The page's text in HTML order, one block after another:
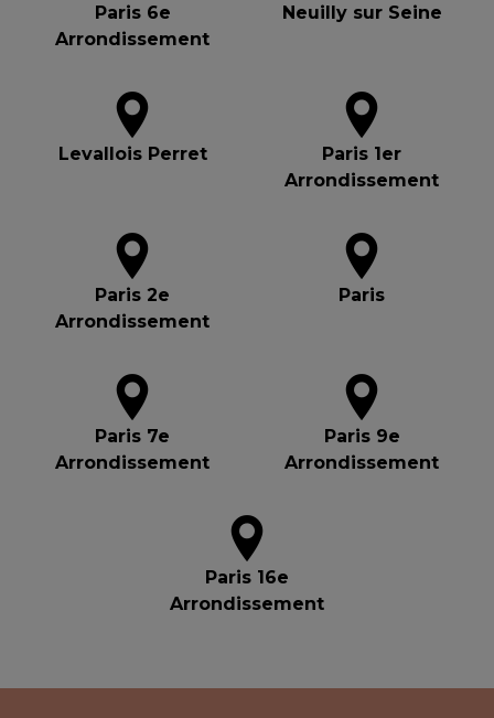
Paris 6e
Arrondissement
Neuilly sur Seine
Levallois Perret
Paris 1er
Arrondissement
Paris 2e
Arrondissement
Paris
Paris 7e
Arrondissement
Paris 9e
Arrondissement
Paris 16e
Arrondissement